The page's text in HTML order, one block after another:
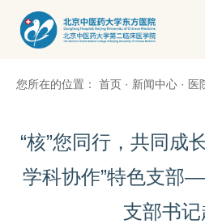
您所在的位置： 首页 · 新闻中心 · 医
“核”您同行，共同成
学科协作”特色支部
支部书